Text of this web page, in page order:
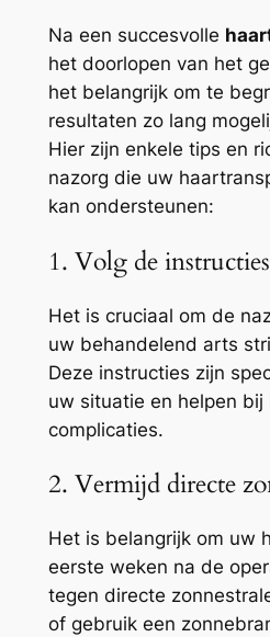
Na een succesvolle
het doorlopen van het
het belangrijk om te
resultaten zo lang
Hier zijn enkele tips en
nazorg die uw
kan ondersteunen:
1. Volg de
Het is cruciaal om de
uw behandelend arts
Deze instructies zijn
uw situatie en helpen bij
complicaties.
2. Vermijd directe
Het is belangrijk om uw
eerste weken na de
tegen directe
of gebruik een